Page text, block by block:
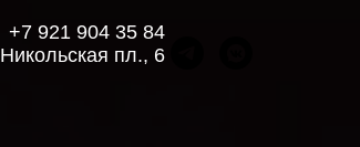
+7 921 904 35 84
Никольская пл., 6